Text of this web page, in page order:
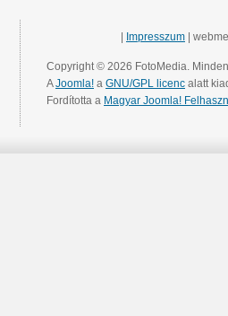
Impresszum |
Copyright © 2026 FotoMedia.
AJoomla! a GNU/GPL licenc alatt
Fordította a Magyar Joomla!